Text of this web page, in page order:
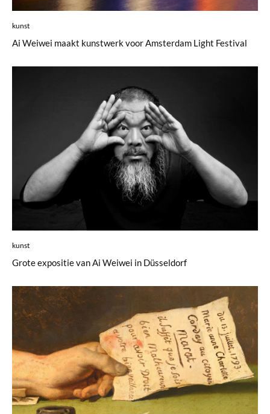
kunst
Ai Weiwei maakt kunstwerk voor Amsterdam Light Festival
kunst
Grote expositie van Ai Weiwei in Düsseldorf